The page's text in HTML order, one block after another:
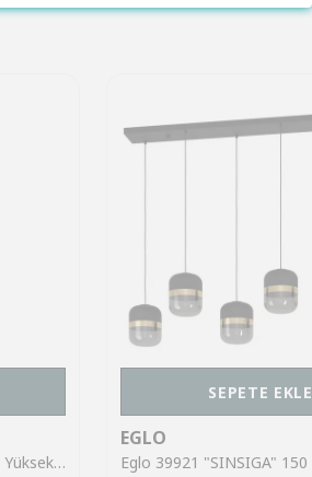
Eglo 43614 "LACEY" 159,5 Cm Yüksekliğinde Çelik, Ahşap Köşe Lambası Lambader
SEPETE EKLE
EGLO